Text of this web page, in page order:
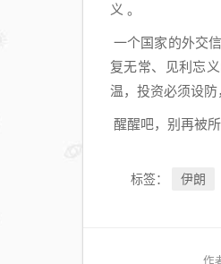
义 。
一个国家的外交
复无常、见利忘
温，投资必须设防
醒醒吧，别再被
标签： 伊朗
作